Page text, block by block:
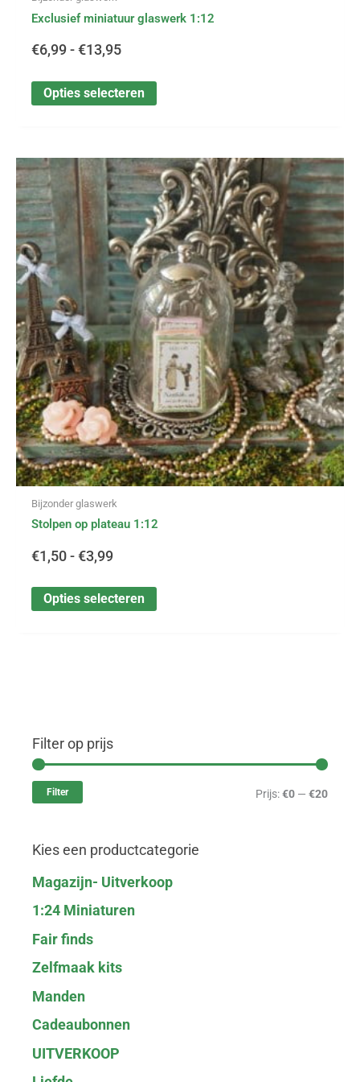
Filter op prijs
nx
Filter Prijs:€0 — €20
Kies een productcategorie
Magazijn- Uitverkoop
1:24 Miniaturen
Fair finds
Zelfmaak kits
Manden
Cadeaubonnen
UITVERKOOP
Exclusief miniatuur glaswerk 1:12
€6,99 - €13,95
Opties selecteren
Bijzonder glaswerk
Stolpen op plateau 1:12
€1,50 - €3,99
Prijsklasse:
€1,50
tot
€3,99
Opties selecteren
Dit
product
heeft
meerdere
variaties.
Deze
optie
kan
gekozen
worden
op
de
productpagina